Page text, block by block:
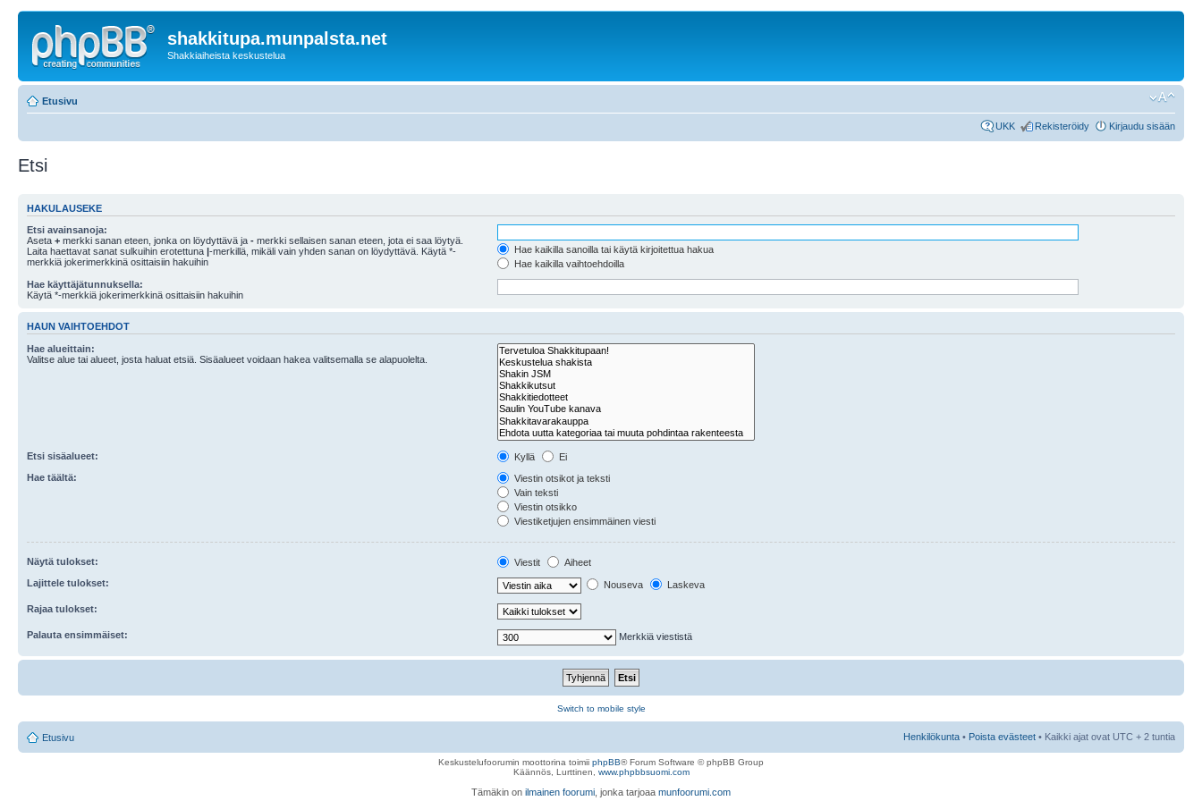
shakkitupa.munpalsta.net
Shakkiaiheista keskustelua
Etusivu
UKK Rekisteröidy Kirjaudu sisään
Etsi
HAKULAUSEKE
Etsi avainsanoja:
Aseta + merkki sanan eteen, jonka on löydyttävä ja - merkki sellaisen sanan eteen, jota ei saa löytyä.
Laita haettavat sanat sulkuihin erotettuna |-merkillä, mikäli vain yhden sanan on löydyttävä. Käytä *-
merkkiä jokerimerkkinä osittaisiin hakuihin
Hae kaikilla sanoilla tai käytä kirjoitettua hakua
Hae kaikilla vaihtoehdoilla
Hae käyttäjätunnuksella:
Käytä *-merkkiä jokerimerkkinä osittaisiin hakuihin
HAUN VAIHTOEHDOT
Hae alueittain:
Valitse alue tai alueet, josta haluat etsiä. Sisäalueet voidaan hakea valitsemalla se alapuolelta.
Etsi sisäalueet: Kyllä
Ei
Hae täältä:
Viestin otsikot ja teksti
Vain teksti
Viestin otsikko
Viestiketjujen ensimmäinen viesti
Näytä tulokset: Viestit
Aiheet
Lajittele tulokset:
Nouseva Laskeva
Rajaa tulokset:
Palauta ensimmäiset: Merkkiä viestistä
Switch to mobile style
Etusivu Henkilökunta • Poista evästeet • Kaikki ajat ovat UTC + 2 tuntia
Keskustelufoorumin moottorina toimii phpBB® Forum Software © phpBB Group
Käännös, Lurttinen, www.phpbbsuomi.com
Tämäkin on ilmainen foorumi , jonka tarjoaa munfoorumi.com